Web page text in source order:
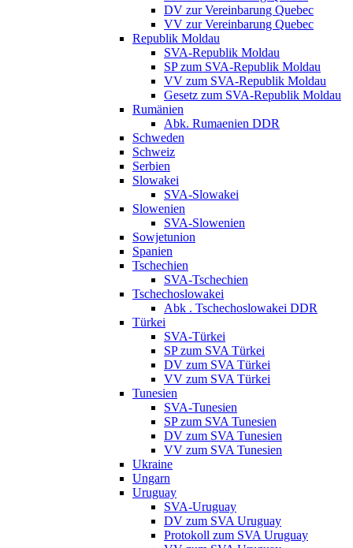
DV zur Vereinbarung Quebec
VV zur Vereinbarung Quebec
Republik Moldau
SVA-Republik Moldau
SP zum SVA-Republik Moldau
VV zum SVA-Republik Moldau
Gesetz zum SVA-Republik Moldau
Rumänien
Abk. Rumaenien DDR
Schweden
Schweiz
Serbien
Slowakei
SVA-Slowakei
Slowenien
SVA-Slowenien
Sowjetunion
Spanien
Tschechien
SVA-Tschechien
Tschechoslowakei
Abk . Tschechoslowakei DDR
Türkei
SVA-Türkei
SP zum SVA Türkei
DV zum SVA Türkei
VV zum SVA Türkei
Tunesien
SVA-Tunesien
SP zum SVA Tunesien
DV zum SVA Tunesien
VV zum SVA Tunesien
Ukraine
Ungarn
Uruguay
SVA-Uruguay
DV zum SVA Uruguay
Protokoll zum SVA Uruguay